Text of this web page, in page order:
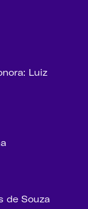
Luiz
de Souza